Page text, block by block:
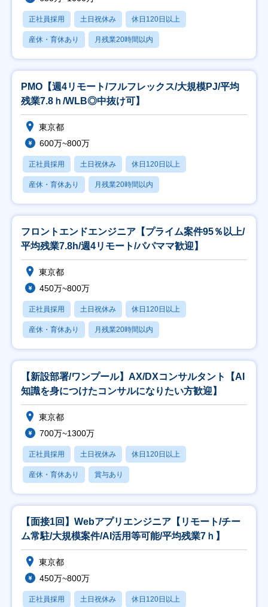
正社員採用 土日祝休み 休日120日以上
産休・育休あり 月残業20時間以内
PMO【週4リモート/フルフレックス/大規模PJ/平均
残業7.8ｈ/WLB◎中抜け可】
東京都
600万~800万
正社員採用 土日祝休み 休日120日以上
産休・育休あり 月残業20時間以内
フロントエンドエンジニア【プライム案件95％以上/
平均残業7.8h/週4リモート/パパママ歓迎】
東京都
450万~800万
正社員採用 土日祝休み 休日120日以上
産休・育休あり 月残業20時間以内
【新設部署/ワンプール】AX/DXコンサルタント【AI
知識を身につけたコンサルになりたい方歓迎】
東京都
700万~1300万
正社員採用 土日祝休み 休日120日以上
産休・育休あり 賞与あり
【面接1回】Webアプリエンジニア【リモート/チー
ム常駐/大規模案件/AI活用等可能/平均残業7ｈ】
東京都
450万~800万
正社員採用 土日祝休み 休日120日以上